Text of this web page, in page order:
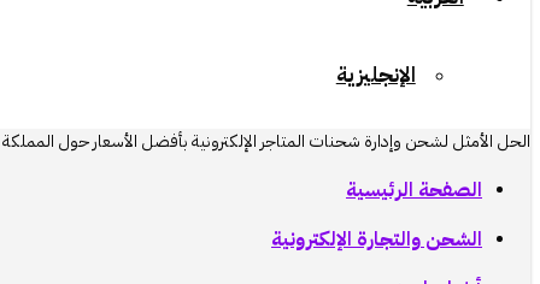
الإنجليزية
الحل الأمثل لشحن وإدارة شحنات المتاجر الإلكترونية بأفضل الأسعار حول المملكة
الصفحة الرئيسية
الشحن والتجارة الإلكترونية